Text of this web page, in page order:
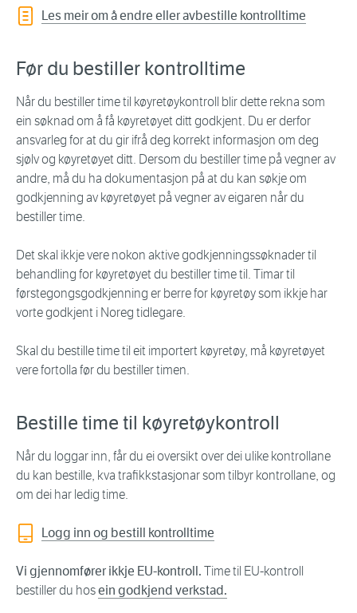
Les meir om å endre eller avbestille kontrolltime
Før du bestiller kontrolltime
Når du bestiller time til køyretøykontroll blir dette rekna som
ein søknad om å få køyretøyet ditt godkjent. Du er derfor
ansvarleg for at du gir ifrå deg korrekt informasjon om deg
sjølv og køyretøyet ditt. Dersom du bestiller time på vegner av
andre, må du ha dokumentasjon på at du kan søkje om
godkjenning av køyretøyet på vegner av eigaren når du
bestiller time.
Det skal ikkje vere nokon aktive godkjenningssøknader til
behandling for køyretøyet du bestiller time til. Timar til
førstegongsgodkjenning er berre for køyretøy som ikkje har
vorte godkjent i Noreg tidlegare.
Skal du bestille time til eit importert køyretøy, må køyretøyet
vere fortolla før du bestiller timen.
Bestille time til køyretøykontroll
Når du loggar inn, får du ei oversikt over dei ulike kontrollane
du kan bestille, kva trafikkstasjonar som tilbyr kontrollane, og
om dei har ledig time.
Logg inn og bestill kontrolltime
Vi gjennomfører ikkje EU-kontroll. Time til EU-kontroll
bestiller du hosein godkjend verkstad.